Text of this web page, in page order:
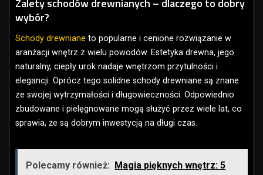
Zalety schodów drewnianych – dlaczego to dobry
wybór?
Schody drewniane to popularne i cenione rozwiązanie w
aranżacji wnętrz z wielu powodów. Estetyka drewna, jego
naturalny, ciepły urok nadaje wnętrzom przytulności i
elegancji. Oprócz tego solidne schody drewniane są znane
ze swojej wytrzymałości i długowieczności. Odpowiednio
zbudowane i pielęgnowane mogą służyć przez wiele lat, co
sprawia, że są dobrym inwestycją na długi czas.
Polecamy również:
Magia pięknych wnętrz: 5